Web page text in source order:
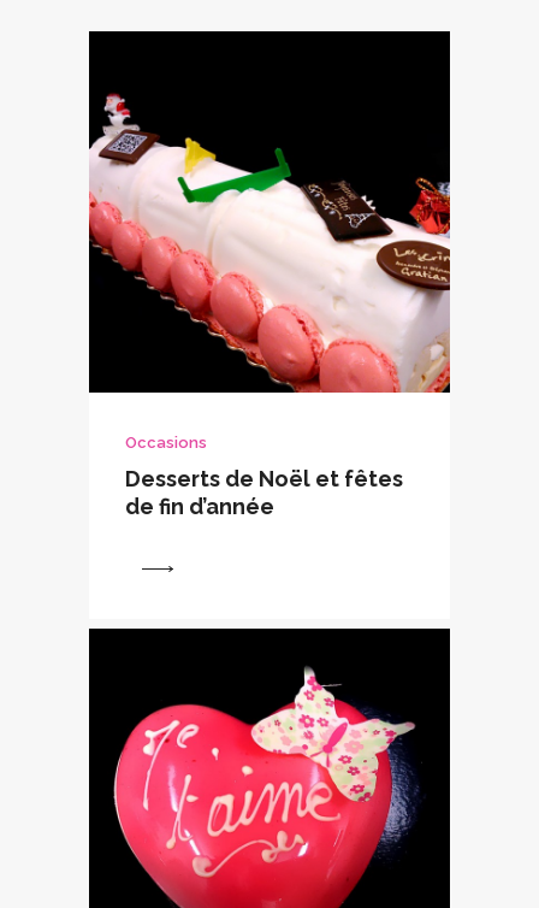
Occasions
Desserts de Noël et fêtes
de fin d’année